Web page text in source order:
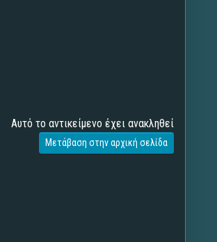
Αυτό το αντικείμενο έχει ανακληθεί
Μετάβαση στην αρχική σελίδα